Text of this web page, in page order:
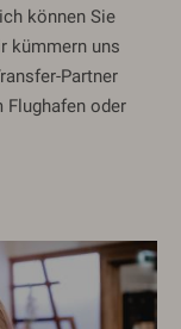
können Sie
kümmern uns
Partner
Flughafen oder